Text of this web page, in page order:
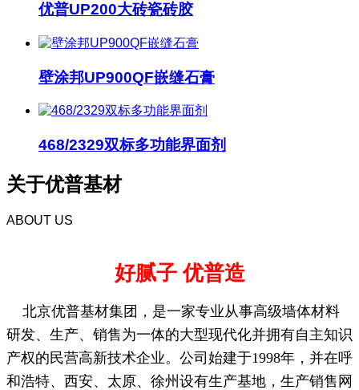
优普UP200大砖瓷砖胶
壁涂邦UP900QF嵌缝石膏
468/2329双标多功能界面剂
关于优普基材
ABOUT US
好腻子 优普造
北京优普基材集团，是一家专业从事高级墙体材料
研发、生产、销售为一体的大型现代化并拥有自主知识
产权的民营高新技术企业。公司始建于1998年，并在呼
和浩特、西安、太原、徐州设有生产基地，生产销售网